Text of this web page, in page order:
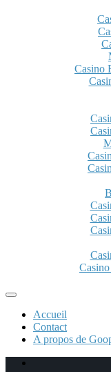
Casino
Accueil
Contact
A propos de